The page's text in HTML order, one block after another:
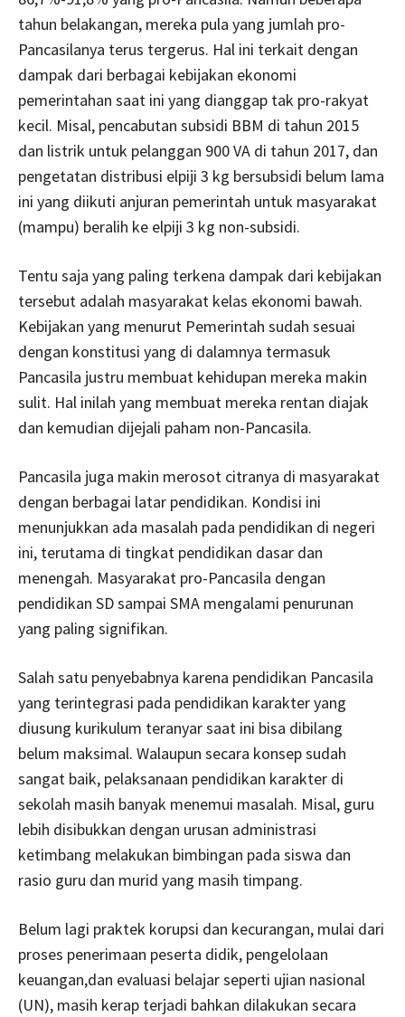
tahun belakangan, mereka pula yang jumlah pro-
Pancasilanya terus tergerus. Hal ini terkait dengan
dampak dari berbagai kebijakan ekonomi
pemerintahan saat ini yang dianggap tak pro-rakyat
kecil. Misal, pencabutan subsidi BBM di tahun 2015
dan listrik untuk pelanggan 900 VA di tahun 2017, dan
pengetatan distribusi elpiji 3 kg bersubsidi belum lama
ini yang diikuti anjuran pemerintah untuk masyarakat
(mampu) beralih ke elpiji 3 kg non-subsidi.
Tentu saja yang paling terkena dampak dari kebijakan
tersebut adalah masyarakat kelas ekonomi bawah.
Kebijakan yang menurut Pemerintah sudah sesuai
dengan konstitusi yang di dalamnya termasuk
Pancasila justru membuat kehidupan mereka makin
sulit. Hal inilah yang membuat mereka rentan diajak
dan kemudian dijejali paham non-Pancasila.
Pancasila juga makin merosot citranya di masyarakat
dengan berbagai latar pendidikan. Kondisi ini
menunjukkan ada masalah pada pendidikan di negeri
ini, terutama di tingkat pendidikan dasar dan
menengah. Masyarakat pro-Pancasila dengan
pendidikan SD sampai SMA mengalami penurunan
yang paling signifikan.
Salah satu penyebabnya karena pendidikan Pancasila
yang terintegrasi pada pendidikan karakter yang
diusung kurikulum teranyar saat ini bisa dibilang
belum maksimal. Walaupun secara konsep sudah
sangat baik, pelaksanaan pendidikan karakter di
sekolah masih banyak menemui masalah. Misal, guru
lebih disibukkan dengan urusan administrasi
ketimbang melakukan bimbingan pada siswa dan
rasio guru dan murid yang masih timpang.
Belum lagi praktek korupsi dan kecurangan, mulai dari
proses penerimaan peserta didik, pengelolaan
keuangan,dan evaluasi belajar seperti ujian nasional
(UN), masih kerap terjadi bahkan dilakukan secara